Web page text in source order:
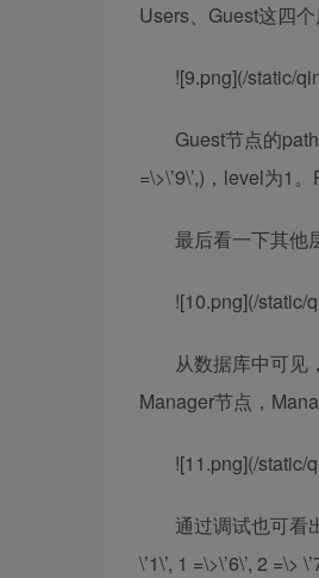
Users、Guest这四
![9.png](/static/
Guest节点的path
=\>\’9\’,)，level为1
最后看一下其他
![10.png](/static/
从数据库中可见
Manager节点，
![11.png](/static/
通过调试也可看
\’1\’, 1 =\>\’6\’, 2 =\>